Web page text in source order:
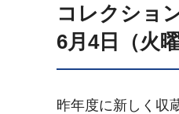
コレクショ
6月4日（火
昨年度に新しく収